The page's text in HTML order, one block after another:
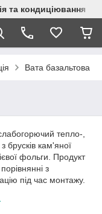
кондиціювання
Вата базальтова
тепло-,
брусків кам'яної
фольги. Продукт
з
під час монтажу.